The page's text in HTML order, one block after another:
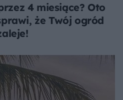
4 miesiące? Oto
że Twój ogród